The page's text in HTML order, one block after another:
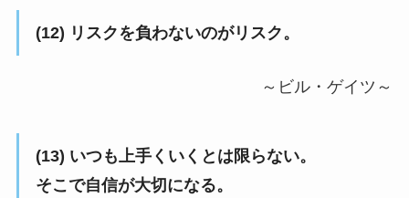
(12) リスクを負わないのがリスク。
～ビル・ゲイツ～
(13) いつも上手くいくとは限らない。
そこで自信が大切になる。